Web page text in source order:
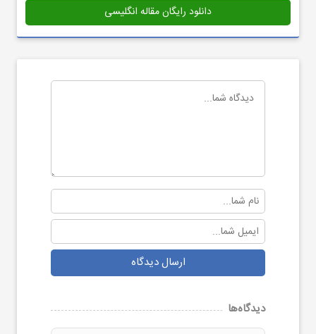
دانلود رایگان مقاله انگلیسی
ارسال دیدگاه
دیدگاه‌ها